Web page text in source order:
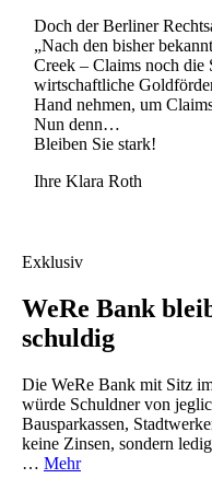
Doch der Berliner
„Nach den bisher
Creek – Claims noch die
wirtschaftliche
Hand nehmen, um
Nun denn…
Bleiben Sie stark!
Ihre Klara Roth
Exklusiv
WeRe Bank
schuldig
Die WeRe Bank mit Sitz
würde Schuldner von
Bausparkassen,
keine Zinsen, sondern
… Mehr